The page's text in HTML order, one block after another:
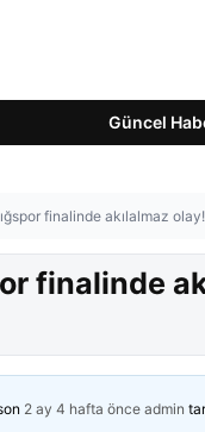
Güncel
finalinde akılalmaz
finalinde
2 ay 4 hafta önce admin